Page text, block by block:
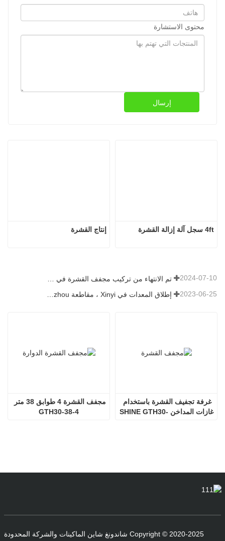
محتوى الاستشارة
إرسال
إنتاج القشرة 4ft سجل آلة إزالة القشرة
2024-07-10
2023-06-25
GTH30-38-4
غازات المداخن SHINE GTH30-
Copyright © 2020-2025 شاندونغ شاين الماكينات والشركة المحدودة